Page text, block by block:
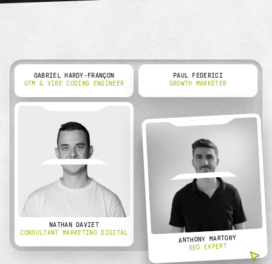
GABRIEL HARDY-FRANÇON
GTM & VIBE CODING ENGINEER
PAUL FEDERICI
GROWTH MARKETER
NATHAN DAVIET
CONSULTANT MARKETING DIGITAL
ANTHONY MARTORY
SEO EXPERT